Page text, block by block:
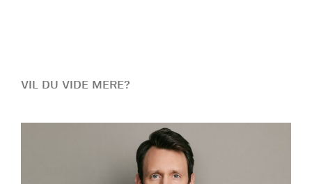
VIL DU VIDE MERE?